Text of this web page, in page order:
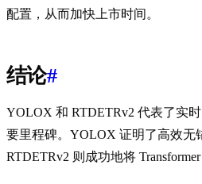
配置，从而加快上市时间。
结论#
YOLOX 和 RTDETRv2 代表了实
要里程碑。YOLOX 证明了高效无
RTDETRv2 则成功地将